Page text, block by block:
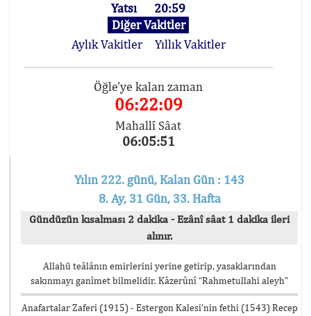
Yatsı
20:59
Diğer Vakitler
Aylık Vakitler
Yıllık Vakitler
Öğle'ye kalan zaman
06:22:09
Mahallî Sâat
06:05:51
Yılın 222. günü, Kalan Gün : 143
8. Ay, 31 Gün, 33. Hafta
Gündüzün kısalması 2 dakika - Ezânî sâat 1 dakika ileri
alınır.
Allahü teâlânın emirlerini yerine getirip, yasaklarından
sakınmayı ganîmet bilmelidir. Kâzerûnî “Rahmetullahi aleyh”
Anafartalar Zaferi (1915) - Estergon Kalesi’nin fethi (1543) Recep